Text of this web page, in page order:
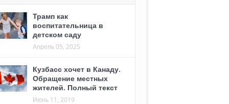
Трамп как
воспитательница в
детском саду
Апрель 05, 2025
Кузбасс хочет в Канаду.
Обращение местных
жителей. Полный текст
Июнь 11, 2019